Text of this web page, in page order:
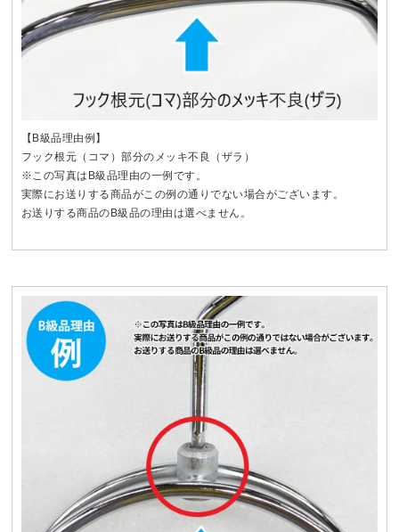
【B級品理由例】
フック根元（コマ）部分のメッキ不良（ザラ）
※この写真はB級品理由の一例です。
実際にお送りする商品がこの例の通りでない場合がございます。
お送りする商品のB級品の理由は選べません。